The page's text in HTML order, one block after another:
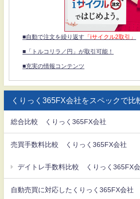
■自動で注文を繰り返す 「iサイクル2取引」
■「トルコリラ／円」が取引可能！
■充実の情報コンテンツ
くりっく365FX会社をスペックで比
総合比較 くりっく365FX会社
売買手数料比較 くりっく365FX会社
デイトレ手数料比較 くりっく365FX
自動売買に対応したくりっく365FX会社